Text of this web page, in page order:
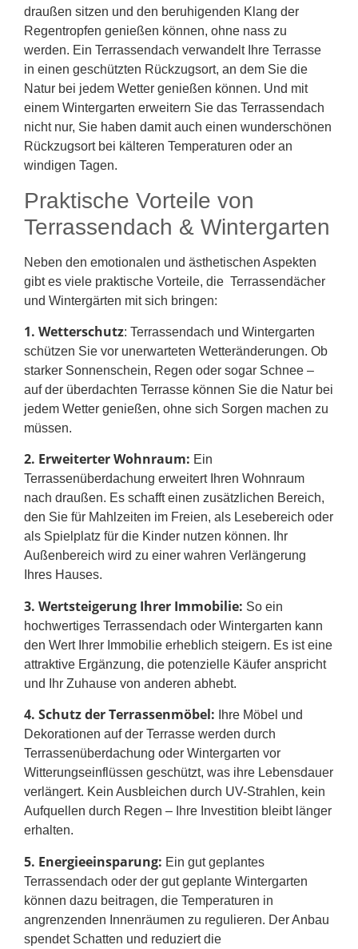
draußen sitzen und den beruhigenden Klang der
Regentropfen genießen können, ohne nass zu
werden. Ein Terrassendach verwandelt Ihre Terrasse
in einen geschützten Rückzugsort, an dem Sie die
Natur bei jedem Wetter genießen können. Und mit
einem Wintergarten erweitern Sie das Terrassendach
nicht nur, Sie haben damit auch einen wunderschönen
Rückzugsort bei kälteren Temperaturen oder an
windigen Tagen.
Praktische Vorteile von
Terrassendach & Wintergarten
Neben den emotionalen und ästhetischen Aspekten
gibt es viele praktische Vorteile, die Terrassendächer
und Wintergärten mit sich bringen:
1. Wetterschutz: Terrassendach und Wintergarten
schützen Sie vor unerwarteten Wetteränderungen. Ob
starker Sonnenschein, Regen oder sogar Schnee –
auf der überdachten Terrasse können Sie die Natur bei
jedem Wetter genießen, ohne sich Sorgen machen zu
müssen.
2. Erweiterter Wohnraum: Ein
Terrassenüberdachung erweitert Ihren Wohnraum
nach draußen. Es schafft einen zusätzlichen Bereich,
den Sie für Mahlzeiten im Freien, als Lesebereich oder
als Spielplatz für die Kinder nutzen können. Ihr
Außenbereich wird zu einer wahren Verlängerung
Ihres Hauses.
3. Wertsteigerung Ihrer Immobilie: So ein
hochwertiges Terrassendach oder Wintergarten kann
den Wert Ihrer Immobilie erheblich steigern. Es ist eine
attraktive Ergänzung, die potenzielle Käufer anspricht
und Ihr Zuhause von anderen abhebt.
4. Schutz der Terrassenmöbel: Ihre Möbel und
Dekorationen auf der Terrasse werden durch
Terrassenüberdachung oder Wintergarten vor
Witterungseinflüssen geschützt, was ihre Lebensdauer
verlängert. Kein Ausbleichen durch UV-Strahlen, kein
Aufquellen durch Regen – Ihre Investition bleibt länger
erhalten.
5. Energieeinsparung: Ein gut geplantes
Terrassendach oder der gut geplante Wintergarten
können dazu beitragen, die Temperaturen in
angrenzenden Innenräumen zu regulieren. Der Anbau
spendet Schatten und reduziert die